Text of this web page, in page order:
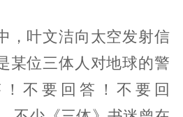
，叶文洁向太空发射信
某位三体人对地球的警
不要回答！不要回